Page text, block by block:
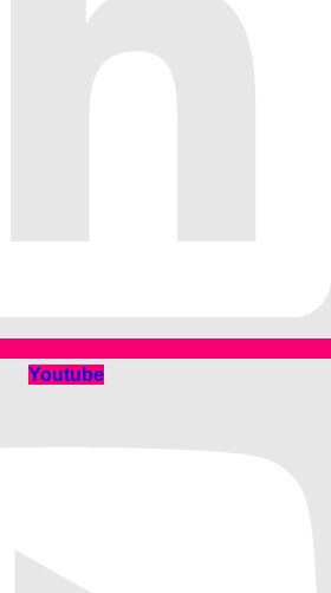
Youtube